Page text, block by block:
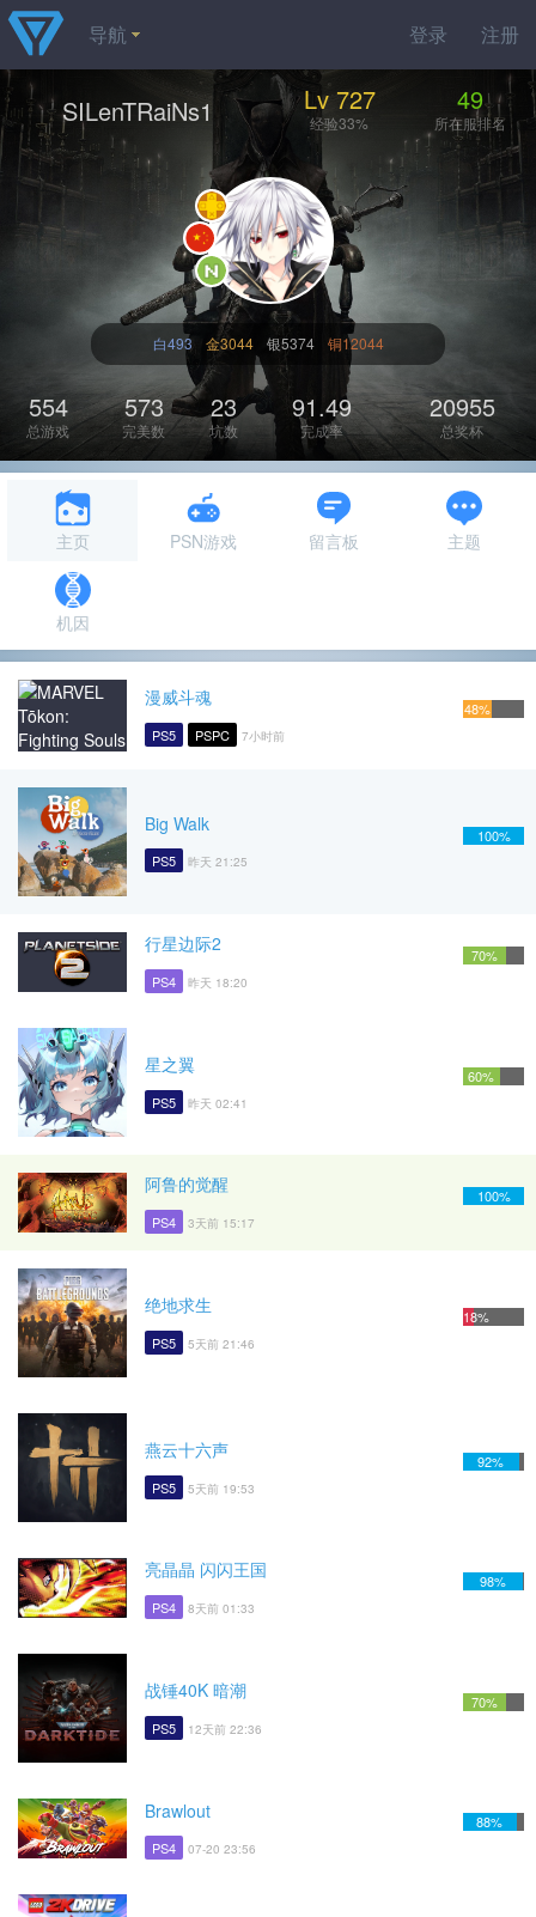
登录 注册
导航
SILenTRaiNs1 Lv 727
经验33%
49
所在服排名
白493 金3044 银5374 铜12044
554
总游戏
573
完美数
23
坑数
91.49
完成率
20955
总奖杯
主页 PSN游戏 留言板 主题
机因
漫威斗魂
PS5 PSPC 7小时前
48%
Big Walk
PS5 昨天 21:25
100%
行星边际2
PS4 昨天 18:20
70%
星之翼
PS5 昨天 02:41
60%
阿鲁的觉醒
PS4 3天前 15:17
100%
绝地求生
PS5 5天前 21:46
18%
燕云十六声
PS5 5天前 19:53
92%
亮晶晶 闪闪王国
PS4 8天前 01:33
98%
战锤40K 暗潮
PS5 12天前 22:36
70%
Brawlout
PS4 07-20 23:56
88%